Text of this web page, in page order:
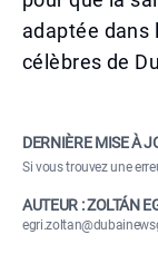
adaptée dans
célèbres de
DERNIÈRE MISE À
Si vous trouvez une
AUTEUR : ZOLTÁN